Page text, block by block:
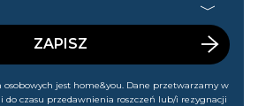
Wiem, że mogę tę zgodę w każdej chwili
ZAPISZ
jest home&you. Dane przetwarzamy w
do czasu przedawnienia roszczeń lub/i rezygnacji